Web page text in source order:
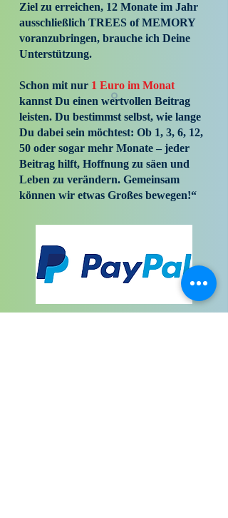
Ziel zu erreichen, 12 Monate im Jahr
ausschließlich TREES of MEMORY
voranzubringen, brauche ich Deine
Unterstützung.
Schon mit nur 1 Euro im Monat
kannst Du einen wertvollen Beitrag
leisten. Du bestimmst selbst, wie lange
Du dabei sein möchtest: Ob 1, 3, 6, 12,
50 oder sogar mehr Monate – jeder
Beitrag hilft, Hoffnung zu säen und
Leben zu verändern. Gemeinsam
können wir etwas Großes bewegen!“